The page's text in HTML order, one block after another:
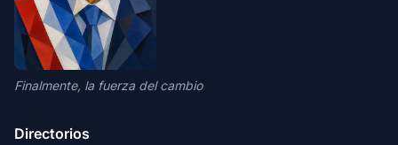
Finalmente, la fuerza del cambio
Directorios